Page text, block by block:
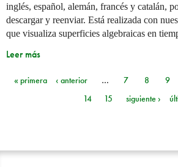
inglés, español, alemán, francés y catalán,
descargar y reenviar. Está realizada con
que visualiza superficies algebraicas en
Leer más
Páginas
« primera ‹ anterior … 7 8 9
14
15 siguiente ›